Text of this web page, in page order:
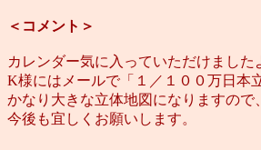
＜コメント＞
カレンダー気に入っていただけました
K様にはメールで「１／１００万日本
かなり大きな立体地図になりますの
今後も宜しくお願いします。